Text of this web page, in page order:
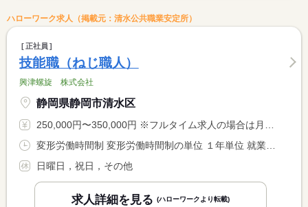
ハローワーク求人（掲載元：清水公共職業安定所）
正社員
技能職（ねじ職人）
興津螺旋 株式会社
静岡県静岡市清水区
250,000円〜350,000円 ※フルタイム求人の場合は月額（換算額）、パート求人の場合は時間額を表示しています。
変形労働時間制 変形労働時間制の単位 １年単位 就業時間１ 8時00分〜17時00分
日曜日，祝日，その他
求人詳細を見る (ハローワークより転載)